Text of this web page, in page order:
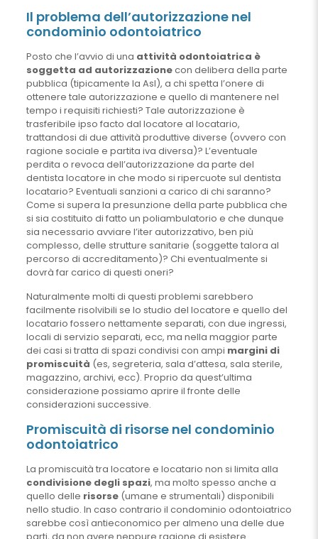
Il problema dell’autorizzazione nel
condominio odontoiatrico
Posto che l’avvio di una attività odontoiatrica è
soggetta ad autorizzazionecon delibera della parte
pubblica (tipicamente la Asl), a chi spetta l’onere di
ottenere tale autorizzazione e quello di mantenere nel
tempo i requisiti richiesti? Tale autorizzazione è
trasferibile ipso facto dal locatore al locatario,
trattandosi di due attività produttive diverse (ovvero con
ragione sociale e partita iva diversa)? L’eventuale
perdita o revoca dell’autorizzazione da parte del
dentista locatore in che modo si ripercuote sul dentista
locatario? Eventuali sanzioni a carico di chi saranno?
Come si supera la presunzione della parte pubblica che
si sia costituito di fatto un poliambulatorio e che dunque
sia necessario avviare l’iter autorizzativo, ben più
complesso, delle strutture sanitarie (soggette talora al
percorso di accreditamento)? Chi eventualmente si
dovrà far carico di questi oneri?
Naturalmente molti di questi problemi sarebbero
facilmente risolvibili se lo studio del locatore e quello del
locatario fossero nettamente separati, con due ingressi,
locali di servizio separati, ecc, ma nella maggior parte
dei casi si tratta di spazi condivisi con ampi margini di
promiscuità (es, segreteria, sala d’attesa, sala sterile,
magazzino, archivi, ecc). Proprio da quest’ultima
considerazione possiamo aprire il fronte delle
considerazioni successive.
Promiscuità di risorse nel condominio
odontoiatrico
La promiscuità tra locatore e locatario non si limita alla
condivisione degli spazi, ma molto spesso anche a
quello delle risorse(umane e strumentali) disponibili
nello studio. In caso contrario il condominio odontoiatrico
sarebbe così antieconomico per almeno una delle due